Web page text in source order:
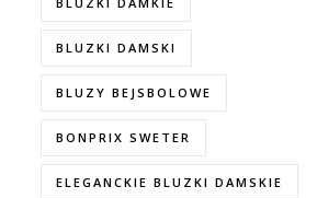
BLUZKI DAMSKI
BLUZY BEJSBOLOWE
BONPRIX SWETER
ELEGANCKIE BLUZKI DAMSKIE